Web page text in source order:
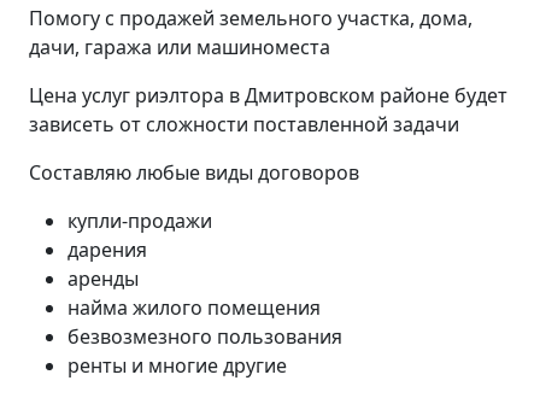
Помогу с продажей земельного участка, дома,
дачи, гаража или машиноместа
Цена услуг риэлтора в Дмитровском районе будет
зависеть от сложности поставленной задачи
Составляю любые виды договоров
купли-продажи
дарения
аренды
найма жилого помещения
безвозмезного пользования
ренты и многие другие